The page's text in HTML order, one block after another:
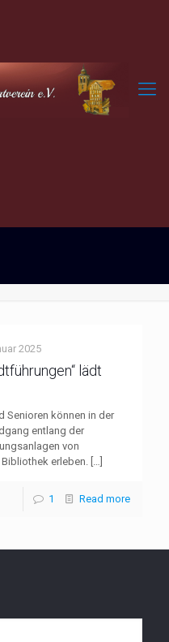
2025
lädt
Senioren können in der
entlang der
von
erleben. […]
1 Read more